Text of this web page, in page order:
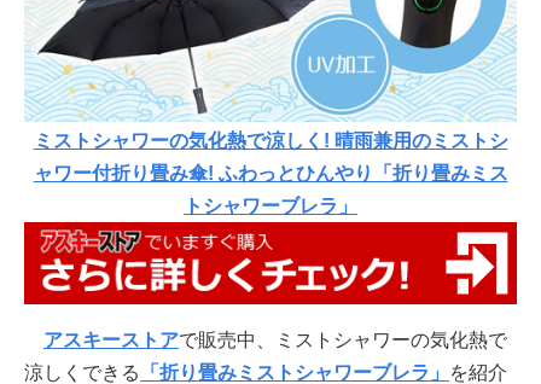
ミストシャワーの気化熱で涼しく! 晴雨兼用のミストシ
ャワー付折り畳み傘! ふわっとひんやり「折り畳みミス
トシャワーブレラ」
アスキーストアで販売中、ミストシャワーの気化熱で
涼しくできる
「折り畳みミストシャワーブレラ」
を紹介